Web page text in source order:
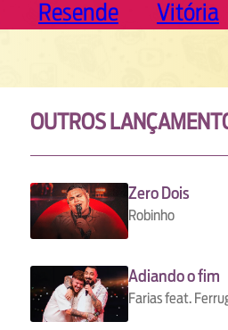
Resende Vitória
OUTROS
Zero Dois
Robinho
Adiando o fim
Farias feat.